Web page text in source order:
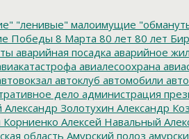
"ленивые" малоимущие
Победы 8 Марта 80 лет 80 лет
аварийная посадка аварийное
авиалесоохрана
автоклуб автомобили
дело администрация
Александр Золотухин Александр
Корниенко Алексей Навальный
область Амурский полоз